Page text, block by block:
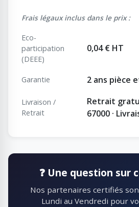
Frais légaux inclus dans le prix :
Eco-
participation
(DEEE)
0,04 € HT
Garantie 2 ans pièce
Livraison /
Retrait
Retrait
67000 ·
❓ Une question sur
Nos partenaires certifiés
Lundi au Vendredi pour